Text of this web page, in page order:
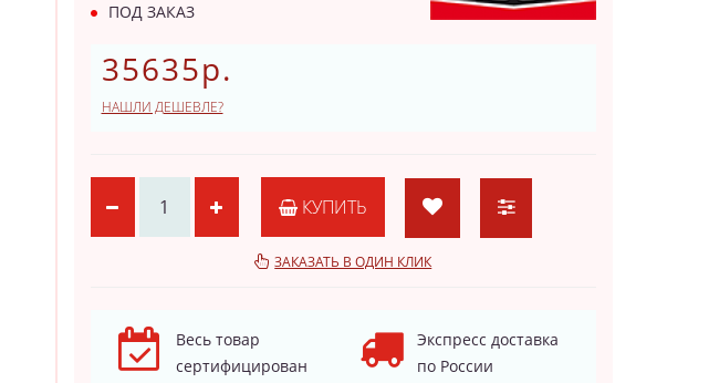
ПОД ЗАКАЗ
35635р.
НАШЛИ ДЕШЕВЛЕ?
КУПИТЬ
ЗАКАЗАТЬ В ОДИН КЛИК
Весь товар
сертифицирован
Экспресс доставка
по России